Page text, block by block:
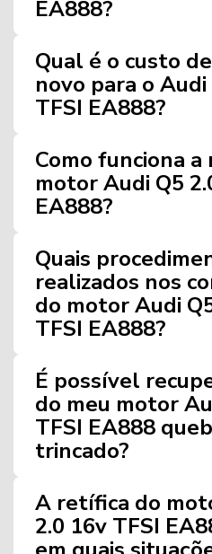
EA888?
Qual é o custo
novo para o Audi
TFSI EA888?
Como funciona
motor Audi Q5
EA888?
Quais
realizados nos
do motor Audi
TFSI EA888?
É possível
do meu motor
TFSI EA888
trincado?
A retífica do
2.0 16v TFSI